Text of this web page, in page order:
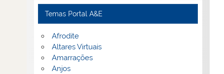
Temas Portal A&E
Afrodite
Altares Virtuais
Amarrações
Anjos